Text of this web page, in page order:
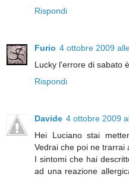
Rispondi
Furio 4 ottobre 2009
Lucky l'errore di sabato
Rispondi
Davide 4 ottobre 2009
Hei Luciano stai
Vedrai che poi ne trarrai
I sintomi che hai
ad una reazione